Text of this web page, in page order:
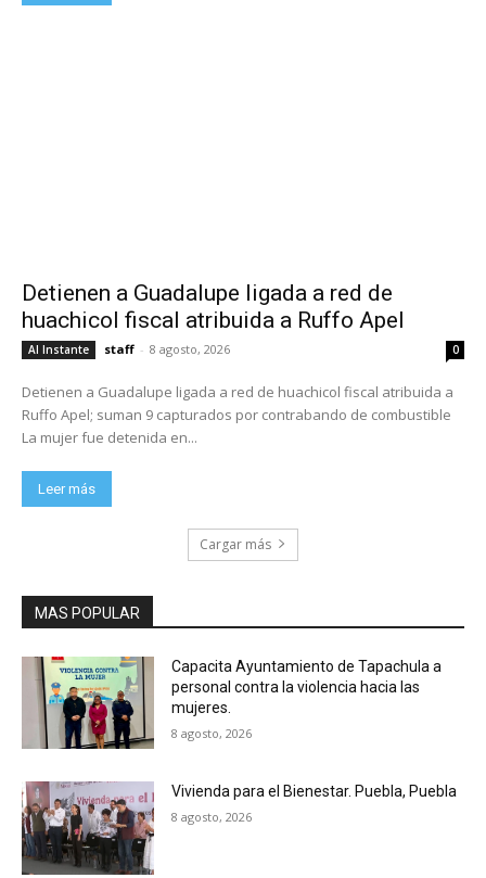
Detienen a Guadalupe ligada a red de
huachicol fiscal atribuida a Ruffo Apel
Al Instante staff - 8 agosto, 2026 0
Detienen a Guadalupe ligada a red de huachicol fiscal atribuida a
Ruffo Apel; suman 9 capturados por contrabando de combustible
La mujer fue detenida en...
Leer más
Cargar más
MAS POPULAR
Capacita Ayuntamiento de Tapachula a
personal contra la violencia hacia las
mujeres.
8 agosto, 2026
Vivienda para el Bienestar. Puebla, Puebla
8 agosto, 2026